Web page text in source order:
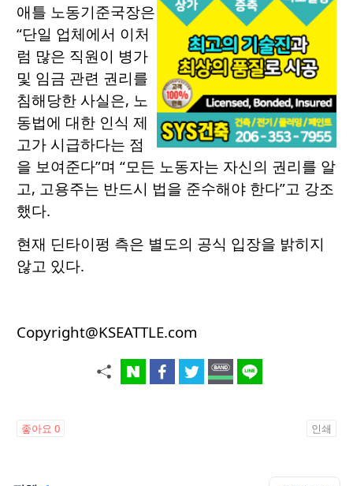
애틀 노동기준국장은
“단일 업체에서 이처
럼 많은 직원이 병가
및 임금 관련 권리를
침해당한 사실은, 노
동법에 대한 인식 제
고가 시급하다는 점
을 보여준다”며 “모든 노동자는 자신의 권리를 알
고, 고용주는 반드시 법을 준수해야 한다”고 강조
했다.
현재 딘타이펑 측은 별도의 공식 입장을 밝히지
않고 있다.
Copyright@KSEATTLE.com
좋아요 0 인쇄